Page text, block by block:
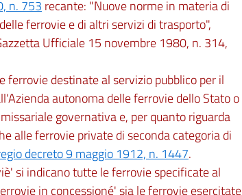
n. 753 recante: "Nuove norme in materia di
ferrovie e di altri servizi di trasporto",
Ufficiale 15 novembre 1980, n. 314,
destinate al servizio pubblico per il
autonoma delle ferrovie dello Stato o
governativa e, per quanto riguarda
alle ferrovie private di seconda categoria di
decreto 9 maggio 1912, n. 1447.
si indicano tutte le ferrovie specificate al
in concessioné' sia le ferrovie esercitate